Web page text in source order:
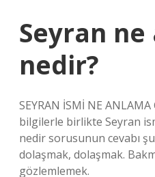
Seyran ne
nedir?
SEYRAN İSMİ NE ANLAMA
bilgilerle birlikte Seyran
nedir sorusunun cevabı
dolaşmak, dolaşmak.
gözlemlemek.